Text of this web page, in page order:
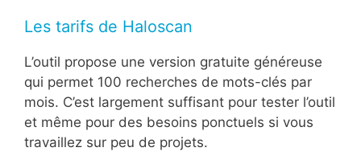
Les tarifs de Haloscan
L’outil propose une version gratuite généreuse
qui permet 100 recherches de mots-clés par
mois. C’est largement suffisant pour tester l’outil
et même pour des besoins ponctuels si vous
travaillez sur peu de projets.